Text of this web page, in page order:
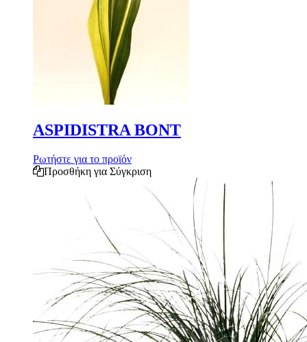
ASPIDISTRA BONT
Ρωτήστε για το προϊόν
Προσθήκη για Σύγκριση